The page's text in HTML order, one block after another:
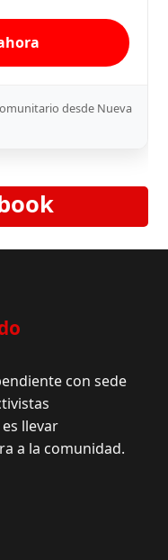
desde Nueva
con sede
llevar
a la comunidad.